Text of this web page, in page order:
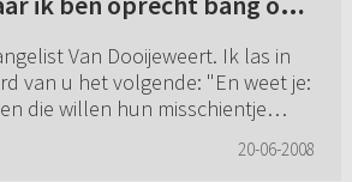
Van Dooijeweert. Ik las in
van u het volgende: "En weet je:
die willen hun misschientje
20-06-2008